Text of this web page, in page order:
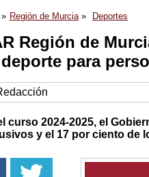
Región de Murcia Deportes
Región de
para
curso 2024-2025, el
y el 17 por ciento de